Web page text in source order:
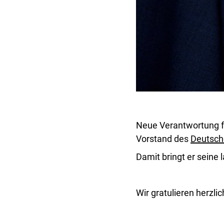
Neue Verantwortung
Vorstand des
Damit bringt er seine
Wir gratulieren